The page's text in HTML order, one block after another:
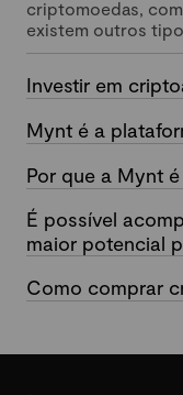
criptomoedas,
existem outros
Investir em
Mynt é a
Por que a Mynt
É possível
maior potencial
Como comprar